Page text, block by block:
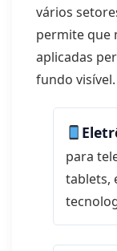
vários
permite que
aplicadas
fundo visível.
para
tablets,